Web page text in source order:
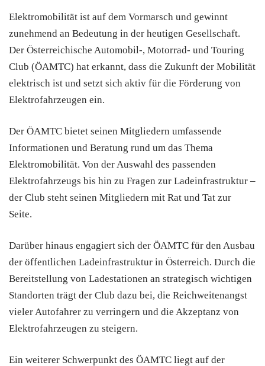
Elektromobilität ist auf dem Vormarsch und gewinnt
zunehmend an Bedeutung in der heutigen Gesellschaft.
Der Österreichische Automobil-, Motorrad- und Touring
Club (ÖAMTC) hat erkannt, dass die Zukunft der Mobilität
elektrisch ist und setzt sich aktiv für die Förderung von
Elektrofahrzeugen ein.
Der ÖAMTC bietet seinen Mitgliedern umfassende
Informationen und Beratung rund um das Thema
Elektromobilität. Von der Auswahl des passenden
Elektrofahrzeugs bis hin zu Fragen zur Ladeinfrastruktur –
der Club steht seinen Mitgliedern mit Rat und Tat zur
Seite.
Darüber hinaus engagiert sich der ÖAMTC für den Ausbau
der öffentlichen Ladeinfrastruktur in Österreich. Durch die
Bereitstellung von Ladestationen an strategisch wichtigen
Standorten trägt der Club dazu bei, die Reichweitenangst
vieler Autofahrer zu verringern und die Akzeptanz von
Elektrofahrzeugen zu steigern.
Ein weiterer Schwerpunkt des ÖAMTC liegt auf der